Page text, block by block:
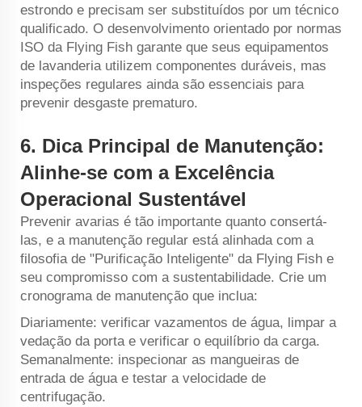
estrondo e precisam ser substituídos por um técnico
qualificado. O desenvolvimento orientado por normas
ISO da Flying Fish garante que seus equipamentos
de lavanderia utilizem componentes duráveis, mas
inspeções regulares ainda são essenciais para
prevenir desgaste prematuro.
6. Dica Principal de Manutenção:
Alinhe-se com a Excelência
Operacional Sustentável
Prevenir avarias é tão importante quanto consertá-
las, e a manutenção regular está alinhada com a
filosofia de "Purificação Inteligente" da Flying Fish e
seu compromisso com a sustentabilidade. Crie um
cronograma de manutenção que inclua:
Diariamente: verificar vazamentos de água, limpar a
vedação da porta e verificar o equilíbrio da carga.
Semanalmente: inspecionar as mangueiras de
entrada de água e testar a velocidade de
centrifugação.